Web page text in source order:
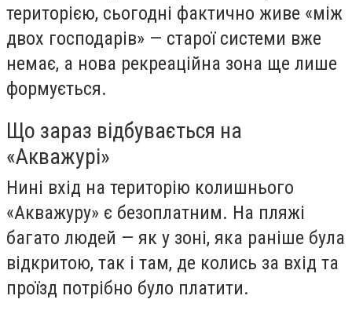
територією, сьогодні фактично живе «між
двох господарів» — старої системи вже
немає, а нова рекреаційна зона ще лише
формується.
Що зараз відбувається на
«Акважурі»
Нині вхід на територію колишнього
«Акважуру» є безоплатним. На пляжі
багато людей — як у зоні, яка раніше була
відкритою, так і там, де колись за вхід та
проїзд потрібно було платити.